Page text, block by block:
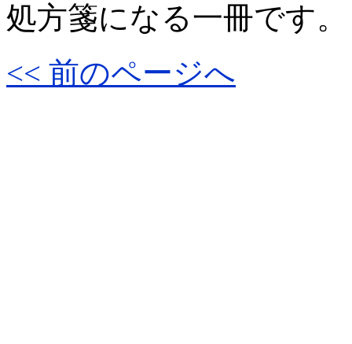
処方箋になる一冊です。
<< 前のページへ